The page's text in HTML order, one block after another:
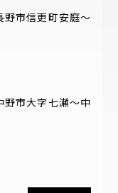
市信更町安庭～
市大字七瀬～中